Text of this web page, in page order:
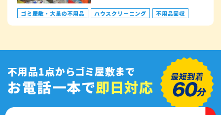
ゴミ屋敷・大量の不用品 ハウスクリーニング 不用品回収